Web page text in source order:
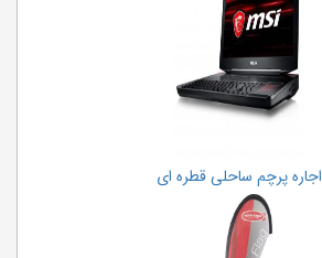
اجاره پرچم ساحلی قطره ای